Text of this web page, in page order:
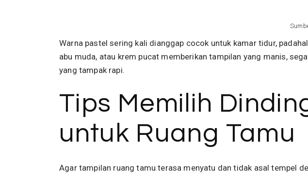
Warna pastel sering kali dianggap cocok untuk kamar tidur,
abu muda, atau krem pucat memberikan tampilan yang manis,
yang tampak rapi.
Tips Memilih
untuk Ruang Tamu
Agar tampilan ruang tamu terasa menyatu dan tidak asal tempel